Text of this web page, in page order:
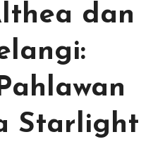
dan
Starlight